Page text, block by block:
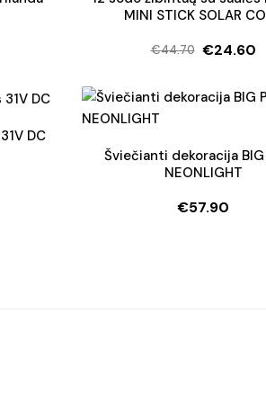
MINI STICK SOLAR
€44.70
Original
was:
€24.60
Current
is:
DC
Šviečianti dekoracija BIG
NEONLIGHT
€57.90